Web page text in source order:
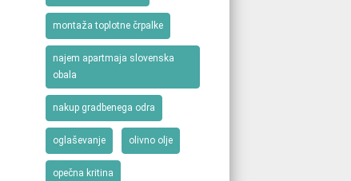
montaža toplotne črpalke
najem apartmaja slovenska
obala
nakup gradbenega odra
oglaševanje olivno olje
opečna kritina